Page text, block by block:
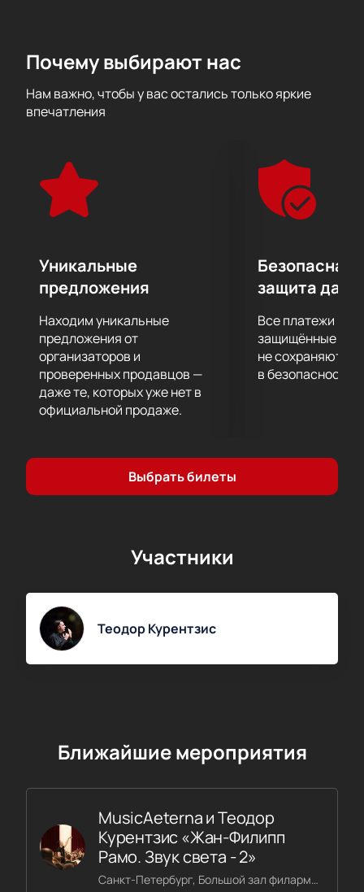
участие в его жизни, представляя его на различных
многократно становился лауреатом престижных
премий.
звучания музыкальных шедевров в таком
превосходном исполнении.
Почему выбирают нас
Нам важно, чтобы у вас остались только яркие
впечатления
Уникальные
предложения
Находим уникальные
предложения от
организаторов и
проверенных продавцов —
даже те, которых уже нет в
официальной продаже.
Безопасная
защита
Все платежи
защищённые
не сохраняются
в безопасности.
Выбрать билеты
Участники
Теодор Курентзис
Ближайшие мероприятия
MusicAeterna и Теодор
Курентзис «Жан-Филипп
Рамо. Звук света - 2»
Санкт-Петербург, Большой зал филармонии имени Шостаковича